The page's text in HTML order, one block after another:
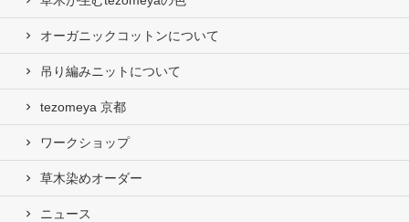
オーガニックコットンについて
吊り編みニットについて
tezomeya 京都
ワークショップ
草木染めオーダー
ニュース